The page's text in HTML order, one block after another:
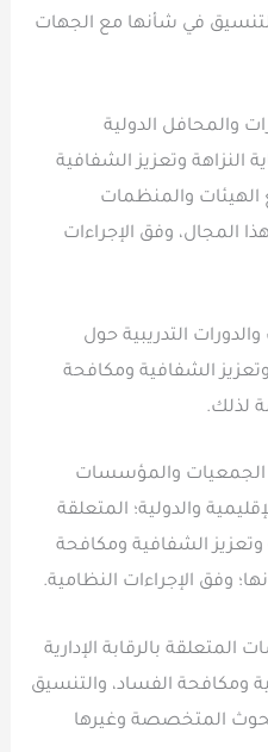
في شأنها مع الجهات
والمحافل الدولية
النزاهة وتعزيز الشفافية
الهيئات والمنظمات
المجال، وفق الإجراءات
التدريبية حول
وتعزيز الشفافية ومكافحة
لذلك.
عن الجمعيات والمؤسسات
والدولية؛ المتعلقة
وتعزيز الشفافية ومكافحة
وفق الإجراءات النظامية.
المتعلقة بالرقابة الإدارية
ومكافحة الفساد، والتنسيق
المتخصصة وغيرها